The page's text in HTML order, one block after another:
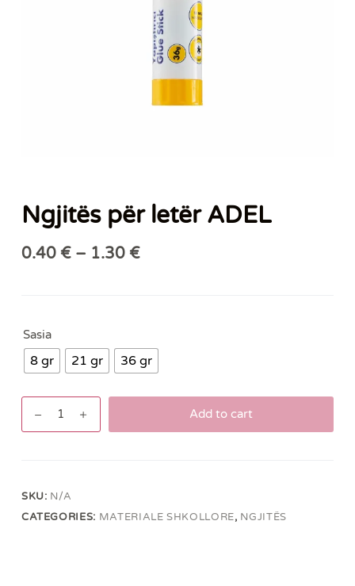
Ngjitës për letër ADEL
0.40 €– 1.30 €
Sasia
8 gr 21 gr 36 gr
Add to cart
SKU: N/A
CATEGORIES: MATERIALE SHKOLLORE, NGJITËS